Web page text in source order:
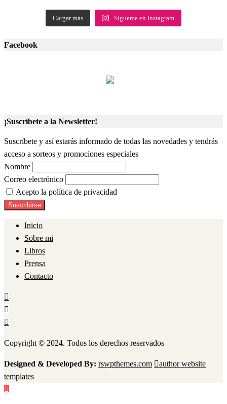
Cargar más Sígueme en Instagram
Facebook
¡Suscríbete a la Newsletter!
Suscríbete y así estarás informado de todas las novedades y tendrás
acceso a sorteos y promociones especiales
Nombre
Correo electrónico
Acepto la política de privacidad
Inicio
Sobre mi
Libros
Prensa
Contacto
Copyright © 2024. Todos los derechos reservados
Designed & Developed By: rswpthemes.com
author website
templates